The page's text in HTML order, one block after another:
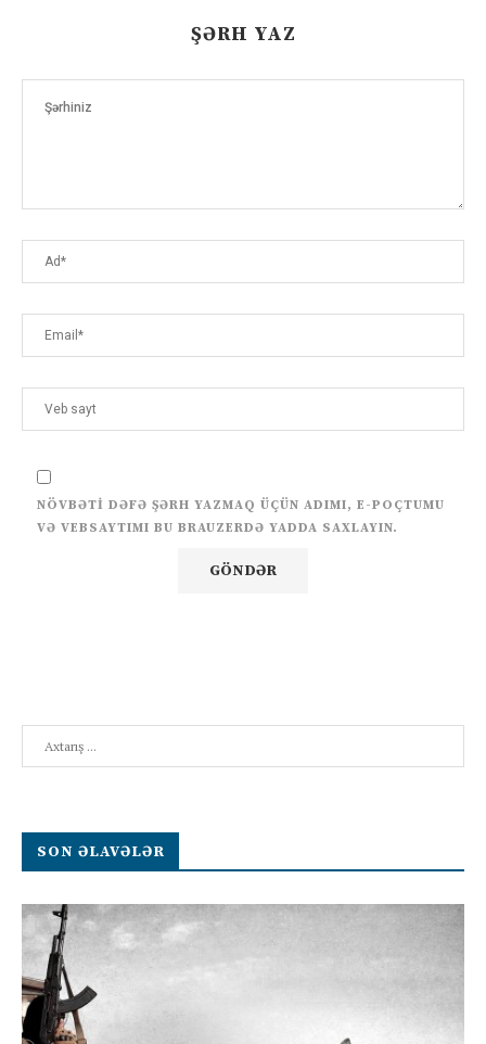
ŞƏRH YAZ
NÖVBƏTI DƏFƏ ŞƏRH YAZMAQ ÜÇÜN ADIMI, E-POÇTUMU
VƏ VEBSAYTIMI BU BRAUZERDƏ YADDA SAXLAYIN.
SON ƏLAVƏLƏR